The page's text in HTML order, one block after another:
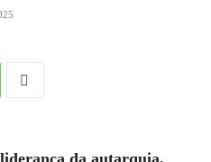
da autarquia,